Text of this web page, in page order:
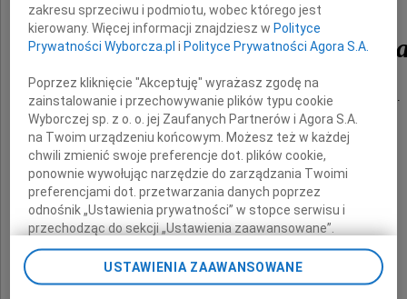
Zbigniewa
wzorowego Pracownika i wspaniałego Kolegi.
Rodzinie i Najbliższym
wyrazy głębokiego współczucia
składają
zakresu sprzeciwu i podmiotu, wobec którego jest
kierowany. Więcej informacji znajdziesz w Polityce
Prywatności Wyborcza.pl i Polityce Prywatności Agora S.A.
Poprzez kliknięcie "Akceptuję" wyrażasz zgodę na
zainstalowanie i przechowywanie plików typu cookie
Wyborczej sp. z o. o. jej Zaufanych Partnerów i Agora S.A.
na Twoim urządzeniu końcowym. Możesz też w każdej
chwili zmienić swoje preferencje dot. plików cookie,
ponownie wywołując narzędzie do zarządzania Twoimi
preferencjami dot. przetwarzania danych poprzez
odnośnik „Ustawienia prywatności” w stopce serwisu i
przechodząc do sekcji „Ustawienia zaawansowane”.
Zmiana ustawień plików cookie możliwa jest także za
pomocą ustawień przeglądarki.
USTAWIENIA ZAAWANSOWANE